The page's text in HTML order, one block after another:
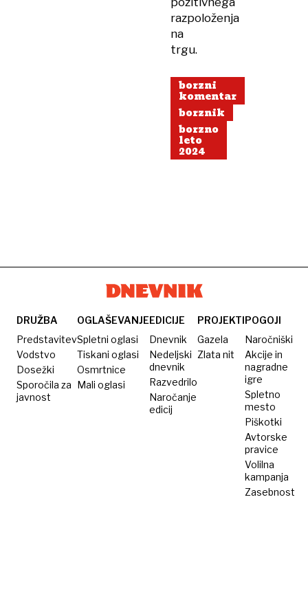
razpoloženja
na
trgu.
borzni
komentar
borznik
borzno
leto
2024
DRUŽBA
Predstavitev
Vodstvo
Dosežki
Sporočila za
javnost
OGLAŠEVANJE
Spletni oglasi
Tiskani oglasi
Osmrtnice
Mali oglasi
EDICIJE
Dnevnik
Nedeljski
dnevnik
Razvedrilo
Naročanje
edicij
PROJEKTI
Gazela
Zlata nit
POGOJI
Naročniški
Akcije in
nagradne
igre
Spletno
mesto
Piškotki
Avtorske
pravice
Volilna
kampanja
Zasebnost